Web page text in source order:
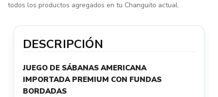
todos los productos agregados en tu Changuito actual.
DESCRIPCIÓN
JUEGO DE SÁBANAS AMERICANA
IMPORTADA PREMIUM CON FUNDAS
BORDADAS